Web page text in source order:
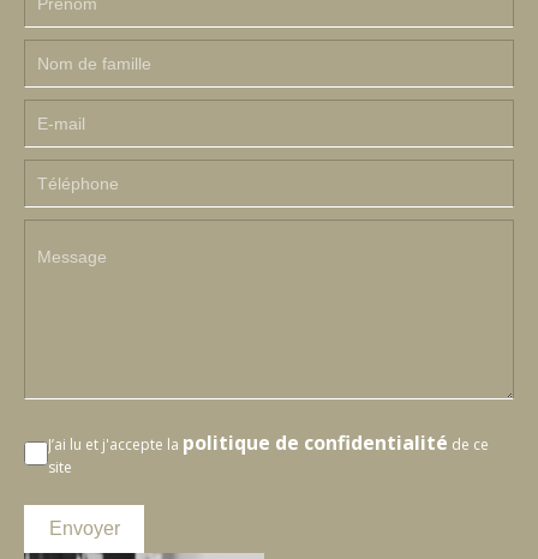
J’ai lu et j'accepte la politique de confidentialité de ce
site
Envoyer